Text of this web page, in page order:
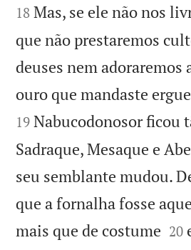
18 Mas, se ele não nos
que não prestaremos
deuses nem adoraremos
ouro que mandaste
19 Nabucodonosor ficou
Sadraque, Mesaque e
seu semblante mudou.
que a fornalha fosse
mais que de costume 

20